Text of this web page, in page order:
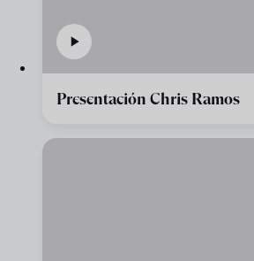
Presentación Chris Ramos